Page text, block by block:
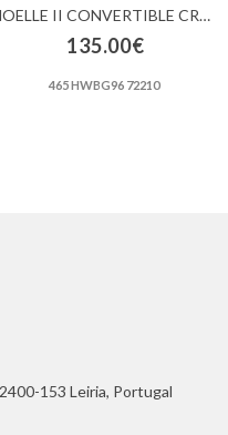
NOELLE II CONVERTIBLE CROSSBODY FLAP
135.00€
465 HWBG96 72210
153 Leiria, Portugal